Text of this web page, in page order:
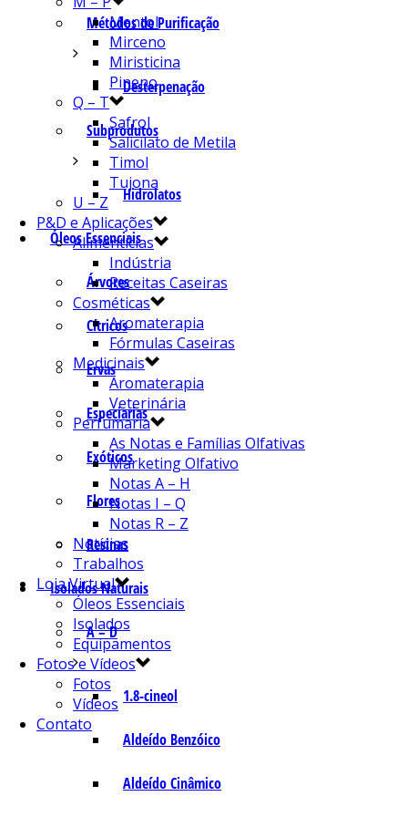
Métodos de Purificação
Desterpenação
Subprodutos
Hidrolatos
Óleos Essenciais
Árvores
Cítricos
Ervas
Especiarias
Exóticos
Flores
Resinas
Isolados Naturais
A – D
1.8-cineol
Aldeído Benzóico
Aldeído Cinâmico
Mentol
Mirceno
Miristicina
Pineno
Q – T
Safrol
Salicilato de Metila
Timol
Tujona
U – Z
P&D e Aplicações
Alimentícias
Indústria
Receitas Caseiras
Cosméticas
Aromaterapia
Fórmulas Caseiras
Medicinais
Aromaterapia
Veterinária
Perfumaria
As Notas e Famílias Olfativas
Marketing Olfativo
Notas A – H
Notas I – Q
Notas R – Z
Notícias
Trabalhos
Loja Virtual
Óleos Essenciais
Isolados
Equipamentos
Fotos e Vídeos
Fotos
Vídeos
Contato